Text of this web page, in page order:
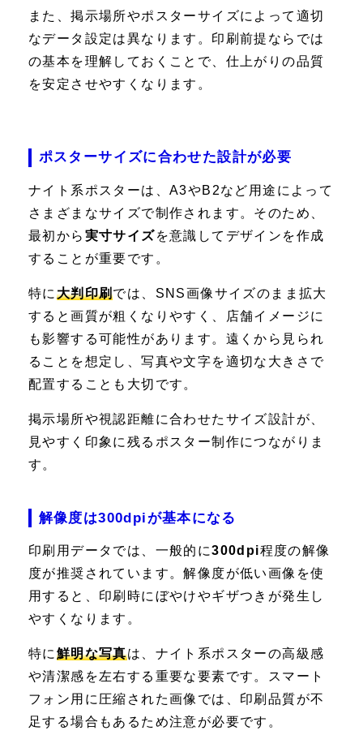
また、掲示場所やポスターサイズによって適切
なデータ設定は異なります。印刷前提ならでは
の基本を理解しておくことで、仕上がりの品質
を安定させやすくなります。
ポスターサイズに合わせた設計が必要
ナイト系ポスターは、A3やB2など用途によって
さまざまなサイズで制作されます。そのため、
最初から 実寸サイズを意識してデザインを作成
することが重要です。
特に 大判印刷では、SNS画像サイズのまま拡大
すると画質が粗くなりやすく、店舗イメージに
も影響する可能性があります。遠くから見られ
ることを想定し、写真や文字を適切な大きさで
配置することも大切です。
掲示場所や視認距離に合わせたサイズ設計が、
見やすく印象に残るポスター制作につながりま
す。
解像度は300dpiが基本になる
印刷用データでは、一般的に300dpi程度の解像
度が推奨されています。解像度が低い画像を使
用すると、印刷時にぼやけやギザつきが発生し
やすくなります。
特に鮮明な写真は、ナイト系ポスターの高級感
や清潔感を左右する重要な要素です。スマート
フォン用に圧縮された画像では、印刷品質が不
足する場合もあるため注意が必要です。